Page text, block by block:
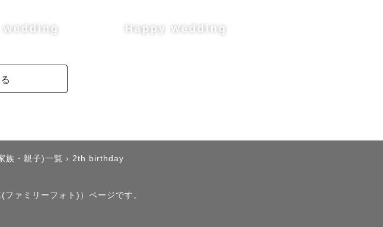
に大切な写真と思っています。
ラマンからも言われるので、
形に、
wedding Happy wedding
族・親子)一覧 › 2th birthday
ァミリーフォト)）ページです。